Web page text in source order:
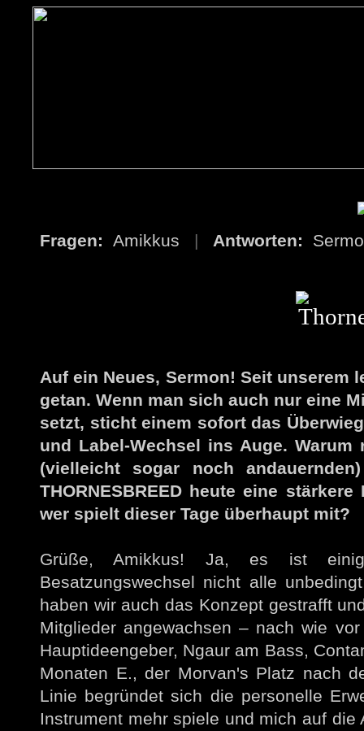
Fragen: Amikkus | Antworten:
Auf ein Neues, Sermon! Seit unserem
getan. Wenn man sich auch nur eine
setzt, sticht einem sofort das
und Label-Wechsel ins Auge.
(vielleicht sogar noch
THORNESBREED heute eine
wer spielt dieser Tage überhaupt mit?
Grüße, Amikkus! Ja, es ist
Besatzungswechsel nicht alle
haben wir auch das Konzept gestrafft
Mitglieder angewachsen – nach wie
Hauptideengeber, Ngaur am Bass,
Monaten E., der Morvan's Platz nach
Linie begründet sich die personelle
Instrument mehr spiele und mich auf